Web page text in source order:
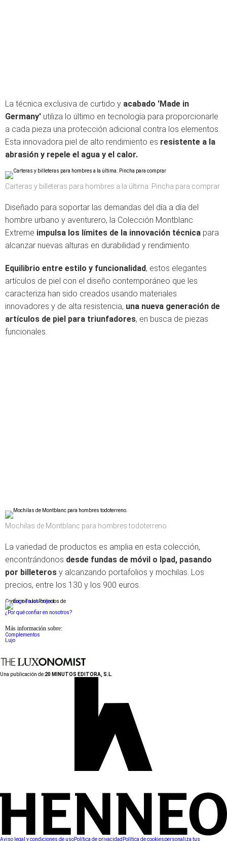
La técnica exclusiva de curtido y acabado 'Made in
Germany' utiliza lo último en tecnología para proporcionarle
a cada pieza una protección adicional contra los elementos.
Esta innovadora piel de alto rendimiento es resistente a la
abrasión y repele el agua y el calor.
Carteras y billeteras para hombres a la última. Pincha para comprar
Diseñado para soportar las demandas del día a día del
hombre urbano y aventurero, la Colección Montblanc
Extreme impulsa los límites de la innovación técnica para
alcanzar nuevas alturas en durabilidad y rendimiento.
Equilibrio entre estilo y funcionalidad, estos elegantes
artículos de piel con el diseño contemporáneo que les
caracteriza han sido creados usando materiales
innovadores y de alta resistencia, una nueva generación de
artículos de piel para triunfadores, en busca de piezas
funcionales.
Mochilas de Montblanc para hombres todoterreno.
La variedad de productos es amplia en esta colección,
encontrándonos desde fundas de móvil o Ipad, pasando
por billeteros y alcanzando portafolios y mochilas. Los
precios, entre los 130 y los 900 euros.
Conforme a los criterios de
¿Por qué confiar en nosotros?
Más información sobre:
Complementos
Lujo
Una publicación de:20 MINUTOS EDITORA, S.L.
Aviso legal y condiciones de usoPolítica de privacidad Política de cookiespersonaliza tus